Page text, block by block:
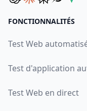
FONCTIONNALITÉS
Test Web
Test d'application
Test Web en direct